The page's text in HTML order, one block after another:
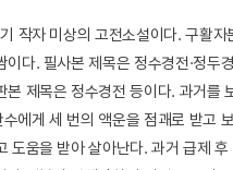
기 작자 미상의 고전소설이다. 구활자
다. 필사본 제목은 정수경전·정두
본 제목은 정수경전 등이다. 과거를
에게 세 번의 액운을 점괘로 받고
도움을 받아 살아난다. 과거 급제 후